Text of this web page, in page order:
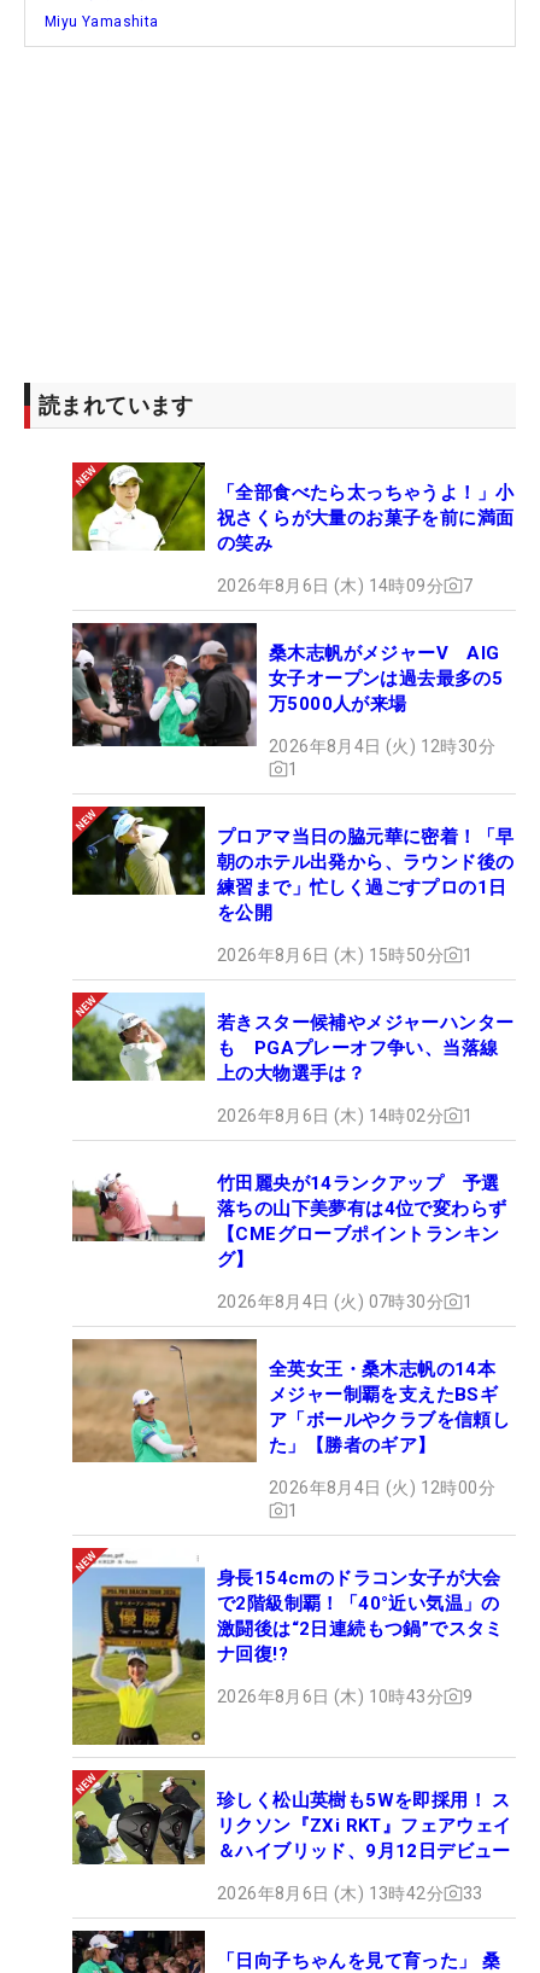
Miyu Yamashita
読まれています
「全部食べたら太っちゃうよ！」小
祝さくらが大量のお菓子を前に満面
の笑み
2026年8月6日 (木) 14時09分 7
桑木志帆がメジャーV AIG
女子オープンは過去最多の5
万5000人が来場
2026年8月4日 (火) 12時30分
1
プロアマ当日の脇元華に密着！「早
朝のホテル出発から、ラウンド後の
練習まで」忙しく過ごすプロの1日
を公開
2026年8月6日 (木) 15時50分 1
若きスター候補やメジャーハンター
も PGAプレーオフ争い、当落線
上の大物選手は？
2026年8月6日 (木) 14時02分 1
竹田麗央が14ランクアップ 予選
落ちの山下美夢有は4位で変わらず
【CMEグローブポイントランキン
グ】
2026年8月4日 (火) 07時30分 1
全英女王・桑木志帆の14本
メジャー制覇を支えたBSギ
ア「ボールやクラブを信頼し
た」【勝者のギア】
2026年8月4日 (火) 12時00分
1
身長154cmのドラコン女子が大会
で2階級制覇！「40°近い気温」の
激闘後は“2日連続もつ鍋”でスタミ
ナ回復!?
2026年8月6日 (木) 10時43分 9
珍しく松山英樹も5Wを即採用！ ス
リクソン『ZXi RKT』フェアウェイ
＆ハイブリッド、9月12日デビュー
2026年8月6日 (木) 13時42分 33
「日向子ちゃんを見て育った」 桑